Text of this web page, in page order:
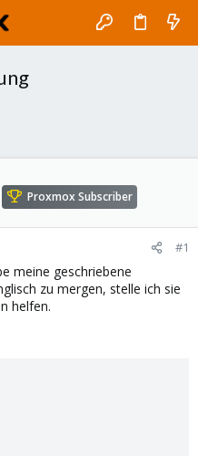
Proxmox Subscriber
#1
meine geschriebene
zu mergen, stelle ich sie
helfen.